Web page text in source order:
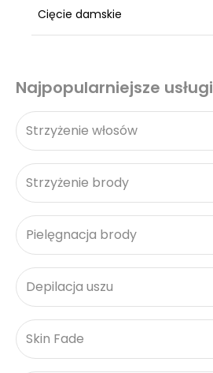
Cięcie damskie
Najpopularniejsze usługi
Strzyżenie włosów
Strzyżenie brody
Pielęgnacja brody
Depilacja uszu
Skin Fade